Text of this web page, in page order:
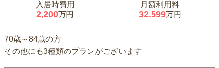
入居時費用
2,200万円
月額利用料
32.599万円
70歳～84歳の方
その他にも3種類のプランがございます